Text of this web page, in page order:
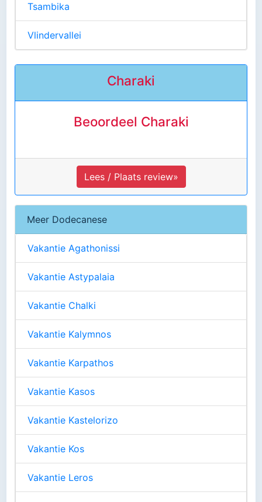
Tsambika
Vlindervallei
Charaki
Beoordeel Charaki
Lees / Plaats review»
Meer Dodecanese
Vakantie Agathonissi
Vakantie Astypalaia
Vakantie Chalki
Vakantie Kalymnos
Vakantie Karpathos
Vakantie Kasos
Vakantie Kastelorizo
Vakantie Kos
Vakantie Leros